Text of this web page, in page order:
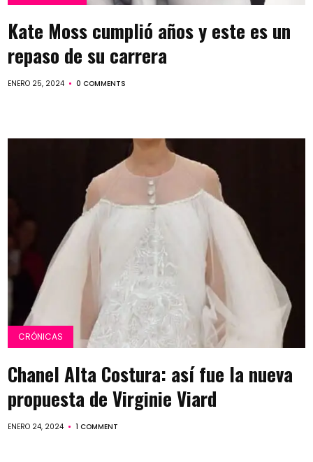
Kate Moss cumplió años y este es un
repaso de su carrera
ENERO 25, 2024 0 COMMENTS
CRÓNICAS
Chanel Alta Costura: así fue la nueva
propuesta de Virginie Viard
ENERO 24, 2024 1 COMMENT